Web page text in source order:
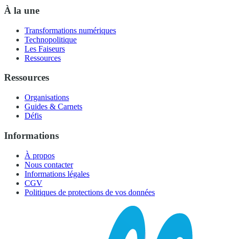
À la une
Transformations numériques
Technopolitique
Les Faiseurs
Ressources
Ressources
Organisations
Guides & Carnets
Défis
Informations
À propos
Nous contacter
Informations légales
CGV
Politiques de protections de vos données